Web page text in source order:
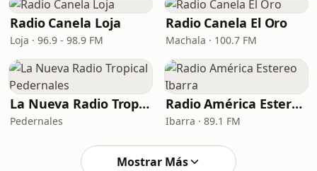
Radio Canela Loja
Loja · 96.9 - 98.9 FM
Radio Canela El Oro
Machala · 100.7 FM
La Nueva Radio Tropical Pedernales
Pedernales
Radio América Estereo Ibarra
Ibarra · 89.1 FM
Mostrar Más